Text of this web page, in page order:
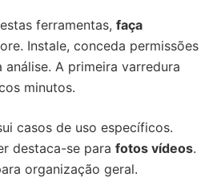
ferramentas, faça
Instale, conceda permissões
análise. A primeira varredura
minutos.
casos de uso específicos.
destaca-se para fotos vídeos.
organização geral.